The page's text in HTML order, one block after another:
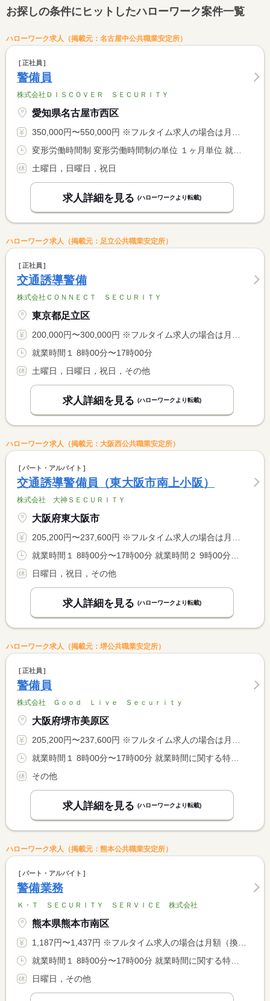
お探しの条件にヒットしたハローワーク案件一覧
ハローワーク求人（掲載元：名古屋中公共職業安定所）
正社員
警備員
株式会社ＤＩＳＣＯＶＥＲ ＳＥＣＵＲＩＴＹ
愛知県名古屋市西区
350,000円〜550,000円 ※フルタイム求人の場合は月額（換算額）、パート求人の場合は時間額を表示しています。
変形労働時間制 変形労働時間制の単位 １ヶ月単位 就業時間１ 8時00分〜17時00分
土曜日，日曜日，祝日
求人詳細を見る (ハローワークより転載)
ハローワーク求人（掲載元：足立公共職業安定所）
正社員
交通誘導警備
株式会社ＣＯＮＮＥＣＴ ＳＥＣＵＲＩＴＹ
東京都足立区
200,000円〜300,000円 ※フルタイム求人の場合は月額（換算額）、パート求人の場合は時間額を表示しています。
就業時間１ 8時00分〜17時00分
土曜日，日曜日，祝日，その他
求人詳細を見る (ハローワークより転載)
ハローワーク求人（掲載元：大阪西公共職業安定所）
パート・アルバイト
交通誘導警備員（東大阪市南上小阪）
株式会社 大神ＳＥＣＵＲＩＴＹ
大阪府東大阪市
205,200円〜237,600円 ※フルタイム求人の場合は月額（換算額）、パート求人の場合は時間額を表示しています。
就業時間１ 8時00分〜17時00分 就業時間２ 9時00分〜18時00分 就業時間に関する特記事項 （１）、（２）※現場により異なります。
日曜日，祝日，その他
求人詳細を見る (ハローワークより転載)
ハローワーク求人（掲載元：堺公共職業安定所）
正社員
警備員
株式会社 Ｇｏｏｄ Ｌｉｖｅ Ｓｅｃｕｒｉｔｙ
大阪府堺市美原区
205,200円〜237,600円 ※フルタイム求人の場合は月額（換算額）、パート求人の場合は時間額を表示しています。
就業時間１ 8時00分〜17時00分 就業時間に関する特記事項 現場によりますが早く終わる場合もあります。
その他
求人詳細を見る (ハローワークより転載)
ハローワーク求人（掲載元：熊本公共職業安定所）
パート・アルバイト
警備業務
Ｋ・Ｔ ＳＥＣＵＲＩＴＹ ＳＥＲＶＩＣＥ 株式会社
熊本県熊本市南区
1,187円〜1,437円 ※フルタイム求人の場合は月額（換算額）、パート求人の場合は時間額を表示しています。
就業時間１ 8時00分〜17時00分 就業時間に関する特記事項 ＊現場によっては、１時間の昼休みとは別に、午前と午後にそれぞ <BR> れ３０分程度の休憩がとれる場合があります。その間も時給は発 <BR> 生します。
日曜日，その他